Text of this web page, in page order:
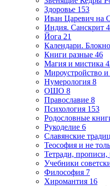
Здоровье 153
Иван Царевич на
Индия. Санскрит
Йога 21
Календари.
Книги разные 46
Магия и мистика
Мироустройство и
Нумерология 8
ОШО 8
Православие 8
Психология 153
Родословные
Рукоделие 6
Славянские
Теософия и не
Тетради, прописи,
Учебники
Философия 7
Хиромантия 16